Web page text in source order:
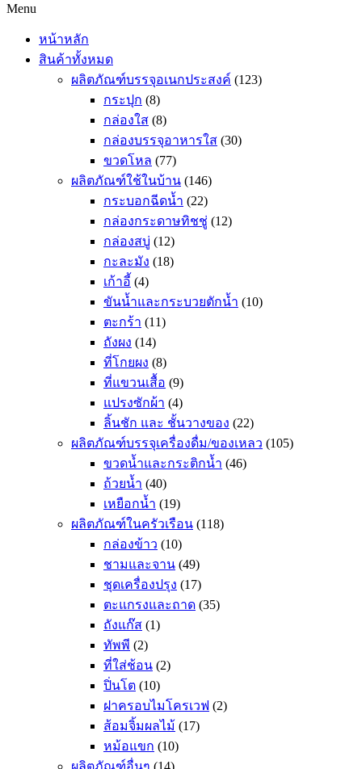
Menu
หน้าหลัก
สินค้าทั้งหมด
ผลิตภัณฑ์บรรจุอเนกประสงค์ (123)
กระปุก (8)
กล่องใส (8)
กล่องบรรจุอาหารใส (30)
ขวดโหล (77)
ผลิตภัณฑ์ใช้ในบ้าน (146)
กระบอกฉีดน้ำ (22)
กล่องกระดาษทิชชู่ (12)
กล่องสบู่ (12)
กะละมัง (18)
เก้าอี้ (4)
ขันน้ำและกระบวยตักน้ำ (10)
ตะกร้า (11)
ถังผง (14)
ที่โกยผง (8)
ที่แขวนเสื้อ (9)
แปรงซักผ้า (4)
ลิ้นชัก และ ชั้นวางของ (22)
ผลิตภัณฑ์บรรจุเครื่องดื่ม/ของเหลว (105)
ขวดน้ำและกระติกน้ำ (46)
ถ้วยน้ำ (40)
เหยือกน้ำ (19)
ผลิตภัณฑ์ในครัวเรือน (118)
กล่องข้าว (10)
ชามและจาน (49)
ชุดเครื่องปรุง (17)
ตะแกรงและถาด (35)
ถังแก๊ส (1)
ทัพพี (2)
ที่ใส่ช้อน (2)
ปิ่นโต (10)
ฝาครอบไมโครเวฟ (2)
ส้อมจิ้มผลไม้ (17)
หม้อแขก (10)
ผลิตภัณฑ์อื่นๆ (14)